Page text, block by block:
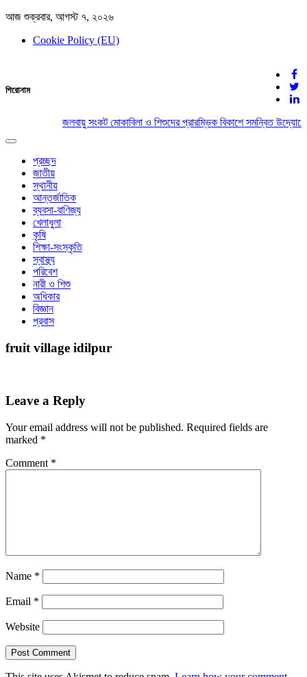
আজ শুক্রবার, আগস্ট ৭, ২০২৬
Cookie Policy (EU)
দেশের খবর
যুক্ত থাকুন দেশের সঙ্গে
শিরোনাম
জলবায়ু সংকট মোকাবিলা ও শিশুদের প্রারম্ভিক বিকাশে সমন্বিত
Toggle
navigation
প্রচ্ছদ
জাতীয়
স্থানীয়
আন্তর্জাতিক
ব্যবসা-বাণিজ্য
খেলাধুলা
কৃষি
শিক্ষা-সংস্কৃতি
স্বাস্থ্য
পরিবেশ
নারী ও শিশু
অধিকার
বিজ্ঞান
প্রবাস
fruit village idilpur
Leave a Reply
Your email address will not be published. Required fields are
marked *
Comment *
Name *
Email *
Website